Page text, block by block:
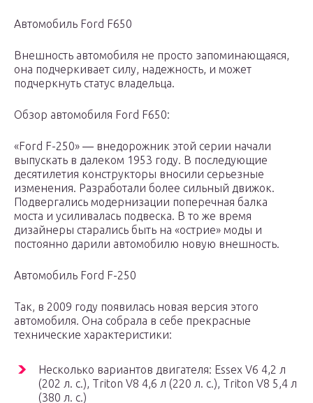
Автомобиль Ford F650
Внешность автомобиля не просто запоминающаяся,
она подчеркивает силу, надежность, и может
подчеркнуть статус владельца.
Обзор автомобиля Ford F650:
«Ford F-250» ― внедорожник этой серии начали
выпускать в далеком 1953 году. В последующие
десятилетия конструкторы вносили серьезные
изменения. Разработали более сильный движок.
Подвергались модернизации поперечная балка
моста и усиливалась подвеска. В то же время
дизайнеры старались быть на «острие» моды и
постоянно дарили автомобилю новую внешность.
Автомобиль Ford F-250
Так, в 2009 году появилась новая версия этого
автомобиля. Она собрала в себе прекрасные
технические характеристики:
Несколько вариантов двигателя: Essex V6 4,2 л
(202 л. с.), Triton V8 4,6 л (220 л. с.), Triton V8 5,4 л
(380 л. с.)